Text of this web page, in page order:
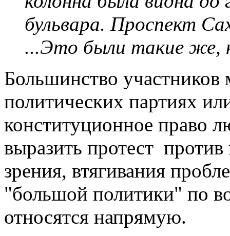
бульвара. Проспект
...Это были такие же,
Большинство участников
политических партиях
конституционное право
выразить протест
зрения, втягивания
"большой политики" по
относятся напрямую.